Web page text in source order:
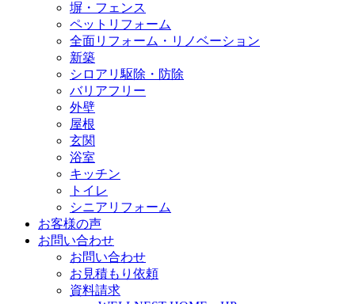
塀・フェンス
ペットリフォーム
全面リフォーム・リノベーション
新築
シロアリ駆除・防除
バリアフリー
外壁
屋根
玄関
浴室
キッチン
トイレ
シニアリフォーム
お客様の声
お問い合わせ
お問い合わせ
お見積もり依頼
資料請求